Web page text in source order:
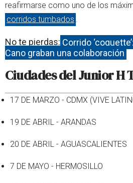
reafirmarse como uno de los
corridos tumbados .
No te pierdas: Corrido
Cano graban una colaboración
Ciudades del Junior H
17 DE MARZO - CDMX (VIVE
19 DE ABRIL - ARANDAS
20 DE ABRIL - AGUASCALIENTES
7 DE MAYO - HERMOSILLO